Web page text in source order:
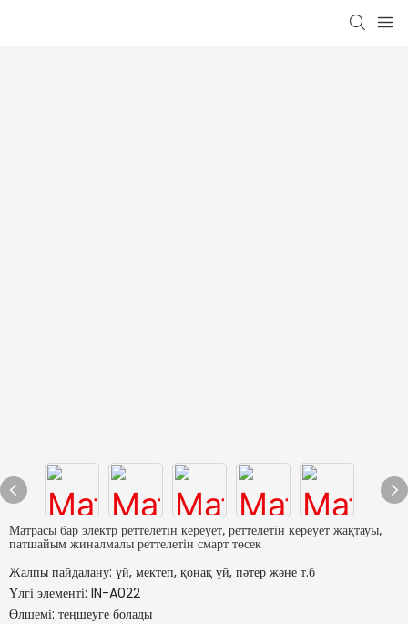
Матрасы бар электр реттелетін кереует, реттелетін кереует жақтауы,
патшайым жиналмалы реттелетін смарт төсек
Жалпы пайдалану: үй, мектеп, қонақ үй, пәтер және т.б
Үлгі элементі: IN-A022
Өлшемі: теңшеуге болады